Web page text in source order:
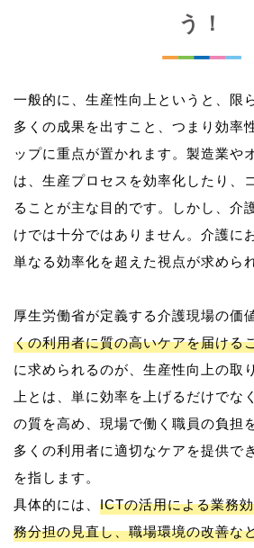
う！
一般的に、生産性向上というと、限
多くの成果を出すこと、つまり効率
ップに重点が置かれます。製造業や
は、生産プロセスを効率化したり、
ることが主な目的です。しかし、介
けでは十分ではありません。介護に
単なる効率化を超えた視点が求めら
厚生労働省が定義する介護現場の価
くの利用者に質の高いケアを届ける
に求められるのが、生産性向上の取
上とは、単に効率を上げるだけでな
の質を高め、現場で働く職員の負担
多くの利用者に適切なケアを提供で
を指します。
具体的には、 ICTの活用による業務
務分担の見直し、職場環境の改善な